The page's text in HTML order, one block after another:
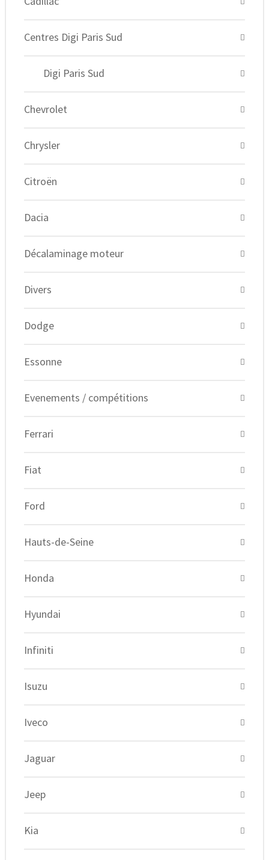
Centres Digi Paris Sud
Digi Paris Sud
Chevrolet
Chrysler
Citroën
Dacia
Décalaminage moteur
Divers
Dodge
Essonne
Evenements / compétitions
Ferrari
Fiat
Ford
Hauts-de-Seine
Honda
Hyundai
Infiniti
Isuzu
Iveco
Jaguar
Jeep
Kia